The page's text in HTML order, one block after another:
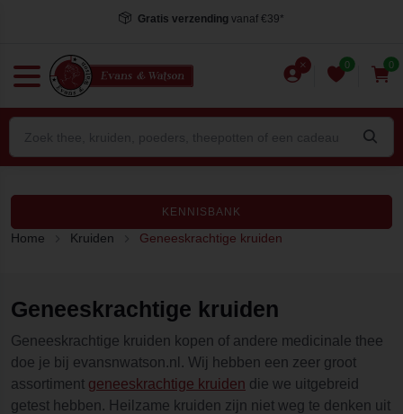
Voor 15.00 uur besteld, dezelfde dag verstuurd*
0 0
KENNISBANK
Home Kruiden Geneeskrachtige kruiden
Geneeskrachtige kruiden
Geneeskrachtige kruiden kopen of andere medicinale thee
doe je bij evansnwatson.nl. Wij hebben een zeer groot
assortiment geneeskrachtige kruiden die we uitgebreid
getest hebben. Heilzame kruiden zijn niet weg te denken uit